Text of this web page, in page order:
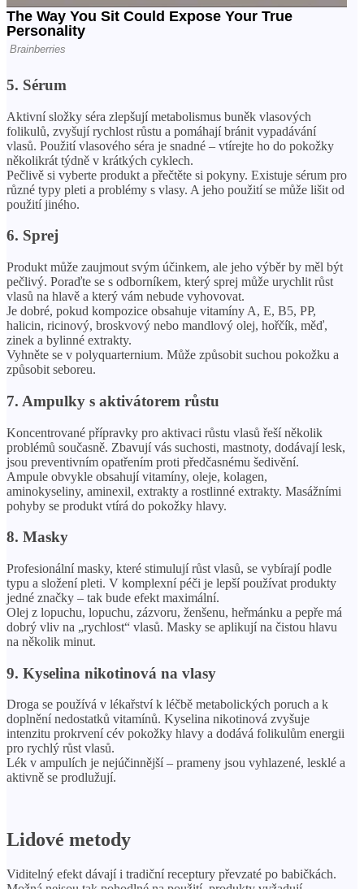
5. Sérum
Aktivní složky séra zlepšují metabolismus buněk vlasových
folikulů, zvyšují rychlost růstu a pomáhají bránit vypadávání
vlasů. Použití vlasového séra je snadné – vtírejte ho do pokožky
několikrát týdně v krátkých cyklech.
Pečlivě si vyberte produkt a přečtěte si pokyny. Existuje sérum pro
různé typy pleti a problémy s vlasy. A jeho použití se může lišit od
použití jiného.
6. Sprej
Produkt může zaujmout svým účinkem, ale jeho výběr by měl být
pečlivý. Poraďte se s odborníkem, který sprej může urychlit růst
vlasů na hlavě a který vám nebude vyhovovat.
Je dobré, pokud kompozice obsahuje vitamíny A, E, B5, PP,
halicin, ricinový, broskvový nebo mandlový olej, hořčík, měď,
zinek a bylinné extrakty.
Vyhněte se v polyquarternium. Může způsobit suchou pokožku a
způsobit seboreu.
7. Ampulky s aktivátorem růstu
Koncentrované přípravky pro aktivaci růstu vlasů řeší několik
problémů současně. Zbavují vás suchosti, mastnoty, dodávají lesk,
jsou preventivním opatřením proti předčasnému šedivění.
Ampule obvykle obsahují vitamíny, oleje, kolagen,
aminokyseliny, aminexil, extrakty a rostlinné extrakty. Masážními
pohyby se produkt vtírá do pokožky hlavy.
8. Masky
Profesionální masky, které stimulují růst vlasů, se vybírají podle
typu a složení pleti. V komplexní péči je lepší používat produkty
jedné značky – tak bude efekt maximální.
Olej z lopuchu, lopuchu, zázvoru, ženšenu, heřmánku a pepře má
dobrý vliv na „rychlost“ vlasů. Masky se aplikují na čistou hlavu
na několik minut.
9. Kyselina nikotinová na vlasy
Droga se používá v lékařství k léčbě metabolických poruch a k
doplnění nedostatků vitamínů. Kyselina nikotinová zvyšuje
intenzitu prokrvení cév pokožky hlavy a dodává folikulům energii
pro rychlý růst vlasů.
Lék v ampulích je nejúčinnější – prameny jsou vyhlazené, lesklé a
aktivně se prodlužují.
Lidové metody
Viditelný efekt dávají i tradiční receptury převzaté po babičkách.